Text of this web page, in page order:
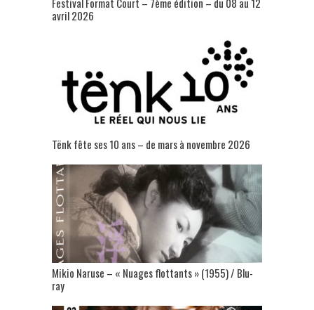
avril 2026
Tënk fête ses 10 ans – de mars à novembre 2026
Mikio Naruse – « Nuages flottants » (1955) / Blu-
ray